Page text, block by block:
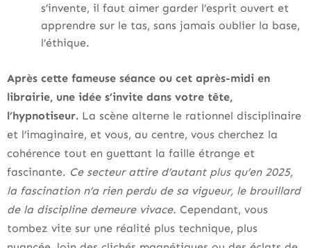
s’invente, il faut aimer garder l’esprit ouvert et
apprendre sur le tas, sans jamais oublier la base,
l’éthique.
Après cette fameuse séance ou cet après-midi en
librairie, une idée s’invite dans votre tête,
l’hypnotiseur. La scène alterne le rationnel disciplinaire
et l’imaginaire, et vous, au centre, vous cherchez la
cohérence tout en guettant la faille étrange et
fascinante. Ce secteur attire d’autant plus qu’en 2025,
la fascination n’a rien perdu de sa vigueur, le brouillard
de la discipline demeure vivace. Cependant, vous
tombez vite sur une réalité plus technique, plus